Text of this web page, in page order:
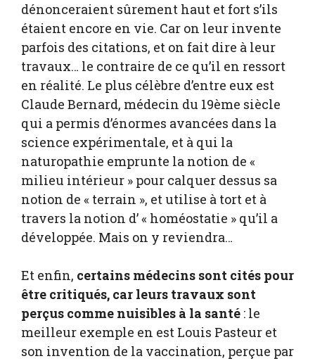
dénonceraient sûrement haut et fort s’ils
étaient encore en vie. Car on leur invente
parfois des citations, et on fait dire à leur
travaux… le contraire de ce qu’il en ressort
en réalité. Le plus célèbre d’entre eux est
Claude Bernard, médecin du 19ème siècle
qui a permis d’énormes avancées dans la
science expérimentale, et à qui la
naturopathie emprunte la notion de «
milieu intérieur » pour calquer dessus sa
notion de « terrain », et utilise à tort et à
travers la notion d’ « homéostatie » qu’il a
développée. Mais on y reviendra…
Et enfin, certains médecins sont cités pour
être critiqués, car leurs travaux sont
perçus comme nuisibles à la santé : le
meilleur exemple en est Louis Pasteur et
son invention de la vaccination, perçue par